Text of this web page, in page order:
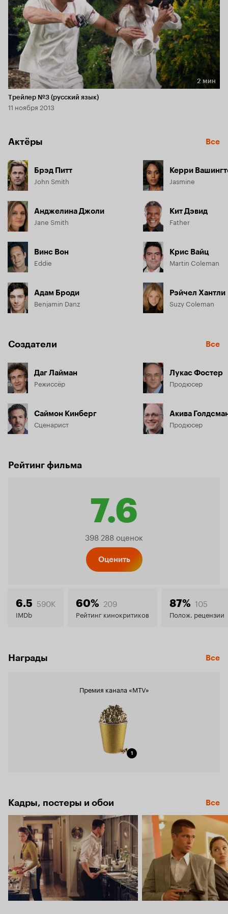
Длительность 2 мин
2 мин
Трейлер №3 (русский язык)
11 ноября 2013
Актёры Все
Брэд Питт
John Smith
Анджелина Джоли
Jane Smith
Винс Вон
Eddie
Адам Броди
Benjamin Danz
Керри
Jasmine
Кит Дэвид
Father
Крис Вайц
Martin Coleman
Рэйчел Хантли
Suzy Coleman
Создатели Все
Даг Лайман
Режиссёр
Саймон Кинберг
Сценарист
Лукас Фостер
Продюсер
Акива
Продюсер
Рейтинг фильма
7.6
Рейтинг
7.6
398 288 оценок
Оценить
6.5 590K
IMDb
60% 209
Рейтинг кинокритиков
87% 105
Полож. рецензии
Награды Все
Премия канала «MTV»
1
Кадры, постеры и обои Все